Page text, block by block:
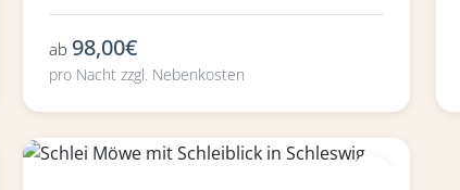
ab 98,00€
pro Nacht zzgl. Nebenkosten